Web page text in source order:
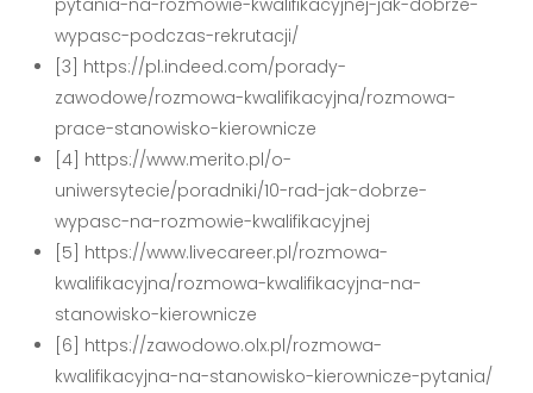
pytania-na-rozmowie-kwalifikacyjnej-jak-dobrze-
wypasc-podczas-rekrutacji/
[3] https://pl.indeed.com/porady-
zawodowe/rozmowa-kwalifikacyjna/rozmowa-
prace-stanowisko-kierownicze
[4] https://www.merito.pl/o-
uniwersytecie/poradniki/10-rad-jak-dobrze-
wypasc-na-rozmowie-kwalifikacyjnej
[5] https://www.livecareer.pl/rozmowa-
kwalifikacyjna/rozmowa-kwalifikacyjna-na-
stanowisko-kierownicze
[6] https://zawodowo.olx.pl/rozmowa-
kwalifikacyjna-na-stanowisko-kierownicze-pytania/